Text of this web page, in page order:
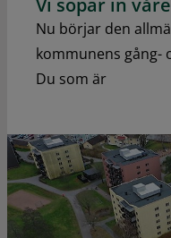
Nu börjar den
kommunens gång-
Du som är